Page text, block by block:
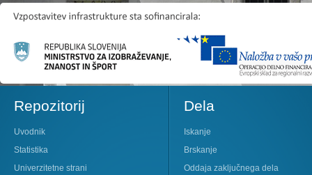
Repozitorij
Uvodnik
Statistika
Univerzitetne strani
Dela
Iskanje
Brskanje
Oddaja zaključnega dela